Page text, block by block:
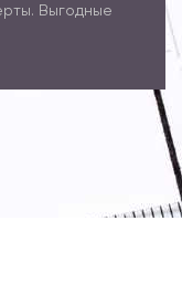
Выгодные